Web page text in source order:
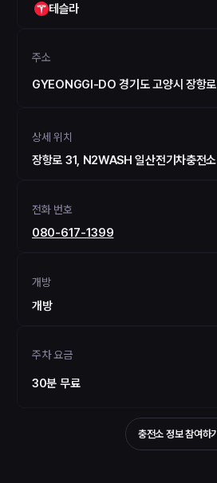
테슬라
주소
GYEONGGI-DO 경기도 고양시 장항로
상세 위치
장항로 31, N2WASH 일산전기차충전소
전화 번호
080-617-1399
개방
개방
주차 요금
30분 무료
충전소 정보 참여하기